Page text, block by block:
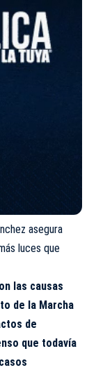
asegura
luces que
las causas
de la Marcha
de
que todavía